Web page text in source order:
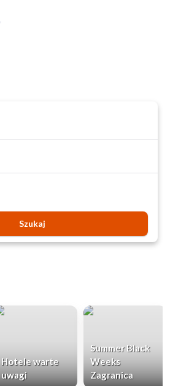
Szukaj
Hotele warte
uwagi
Summer Black
Weeks
Zagranica